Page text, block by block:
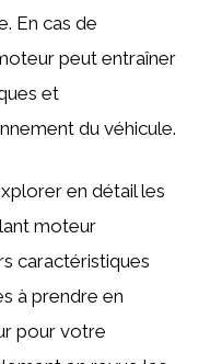
En cas de
peut entraîner
et
du véhicule.
en détail les
moteur
caractéristiques
à prendre en
pour votre